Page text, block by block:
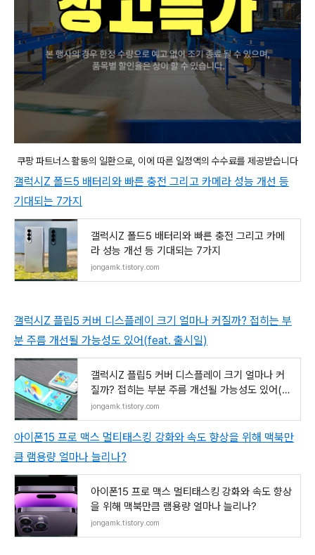
쿠팡 파트너스 활동의 일환으로, 이에 따른 일정액의 수수료를 제공받습니다
갤럭시Z 폴드5 배터리와 빠른 충전 그리고 카메라 성능 개선 등
기대되는 7가지
갤럭시Z 폴드5 배터리와 빠른 충전 그리고 카메
라 성능 개선 등 기대되는 7가지
jongamk.tistory.com
갤럭시Z 플립5 커버 디스플레이 크기 얼마나 커질까? 접히는 부
분 주름 개선될 가능성도 있어(feat. 출시일)
갤럭시Z 플립5 커버 디스플레이 크기 얼마나 커
질까? 접히는 부분 주름 개선될 가능성도 있어(fe
at
jongamk.tistory.com
아이폰15 프로 맥스 멀티태스킹 강화와 속도 향상을 위해 맥북만
큼 램용량 얼마나 늘리나?
아이폰15 프로 맥스 멀티태스킹 강화와 속도 향상
을 위해 맥북만큼 램용량 얼마나 늘리나?
jongamk.tistory.com